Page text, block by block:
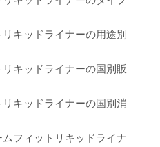
キッドライナーの用途別
キッドライナーの国別販
キッドライナーの国別消
フィットリキッドライナ